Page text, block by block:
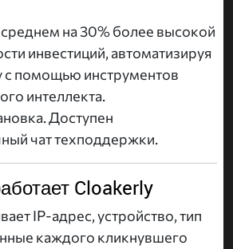
на 30% более высокой
инвестиций, автоматизируя
с помощью инструментов
интеллекта.
Доступен
чат техподдержки.
Cloakerly
IP-адрес, устройство, тип
каждого кликнувшего